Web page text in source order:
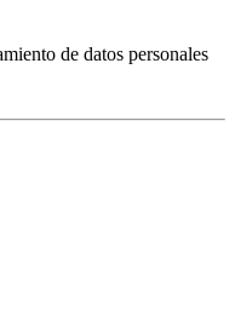
de datos personales